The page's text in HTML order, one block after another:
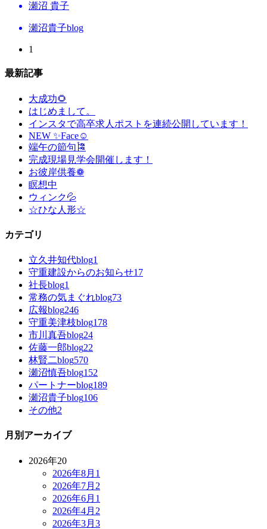
瀬沼 貴子
瀬沼貴子blog
1
最新記事
大成功🌻
はじめまして。
インスタで高卒求人ポストを連続公開しています！
NEW ✨Face☺
端午の節句🎏
完成現場見学会開催します！
お彼岸供養❁
瞑想中
ウィンク💦
☆ひな人形☆
カテゴリ
立久井知代blog1
守重建設からのお知らせ17
社長blog1
常務の気まぐれblog73
広報blog246
守重美津枝blog178
市川真吾blog24
佐藤一郎blog22
林賢二blog570
瀬沼慎吾blog152
パートナーblog189
瀬沼貴子blog106
その他2
月別アーカイブ
2026年20
2026年8月 1
2026年7月 2
2026年6月 1
2026年4月 2
2026年3月 3